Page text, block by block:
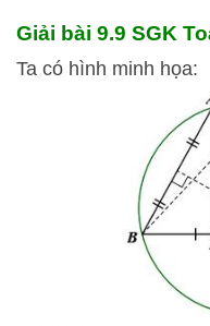
Giải bài 9.9 SGK
Ta có hình minh họa: